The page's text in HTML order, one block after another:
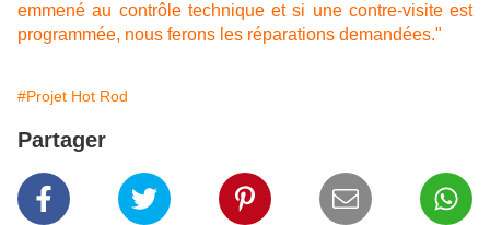
emmené au contrôle technique et si une contre-visite est
programmée, nous ferons les réparations demandées."
#Projet Hot Rod
Partager